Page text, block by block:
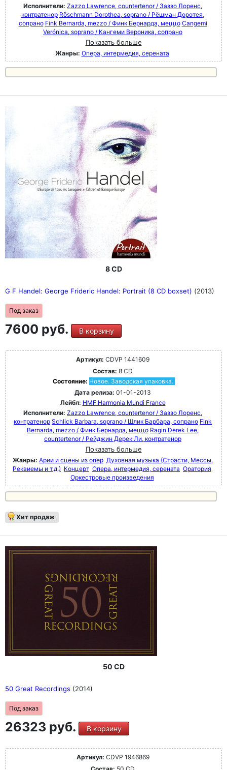
Исполнители: Zazzo Lawrence, countertenor / Заззо Лоренс,
контратенор Röschmann Dorothea, soprano / Рёшман Доротея,
сопрано Fink Bernarda, mezzo / Финк Бернарда, меццо Cangemi
Verónica, soprano / Кангеми Вероника, сопрано
Показать больше
Жанры: Опера, интермедия, серената
8 CD
G F Handel: George Frideric Handel: Portrait (8 CD boxset) (2013)
Под заказ
7600 руб. В корзину
Артикул: CDVP 1441609
Состав: 8 CD
Состояние: Новое. Заводская упаковка.
Дата релиза: 01-01-2013
Лейбл: HMF Harmonia Mundi France
Исполнители: Zazzo Lawrence, countertenor / Заззо Лоренс,
контратенор Schlick Barbara, soprano / Шлик Барбара, сопрано Fink
Bernarda, mezzo / Финк Бернарда, меццо Ragin Derek Lee,
countertenor / Рейджин Дерек Ли, контратенор
Показать больше
Жанры: Арии и сцены из опер Духовная музыка (Страсти, Мессы,
Реквиемы и т.д.) Концерт Опера, интермедия, серената Оратория
Оркестровые произведения
Хит продаж
50 CD
50 Great Recordings (2014)
Под заказ
26323 руб. В корзину
Артикул: CDVP 1946869